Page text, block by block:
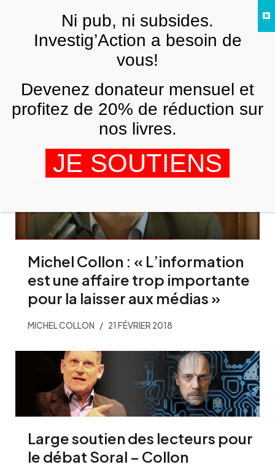
appel Michel Collon
Michel Collon : « L’information
est une affaire trop importante
pour la laisser aux médias »
MICHEL COLLON 21 FÉVRIER 2018
Large soutien des lecteurs pour
le débat Soral – Collon
FRNi pub, ni subsides.
Investig’Action a besoin de
vous!
Devenez donateur mensuel et
profitez de 20% de réduction sur
nos livres.
JE SOUTIENS